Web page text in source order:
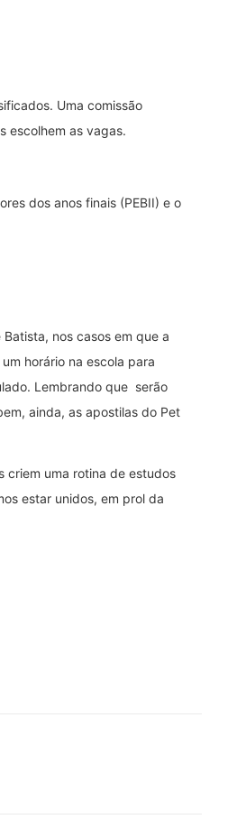
Uma comissão
escolhem as vagas.
dos anos finais (PEBII) e o
nos casos em que a
horário na escola para
Lembrando que serão
ainda, as apostilas do Pet
criem uma rotina de estudos
estar unidos, em prol da